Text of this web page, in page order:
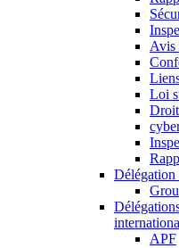
Avis
Loi
Droit
Délégation
APF